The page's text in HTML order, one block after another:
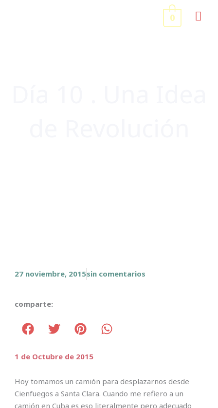
0
27 noviembre, 2015sin comentarios
comparte:
1 de Octubre de 2015
Hoy tomamos un camión para desplazarnos desde
Cienfuegos a Santa Clara. Cuando me refiero a un
camión en Cuba es eso literalmente pero adecuado